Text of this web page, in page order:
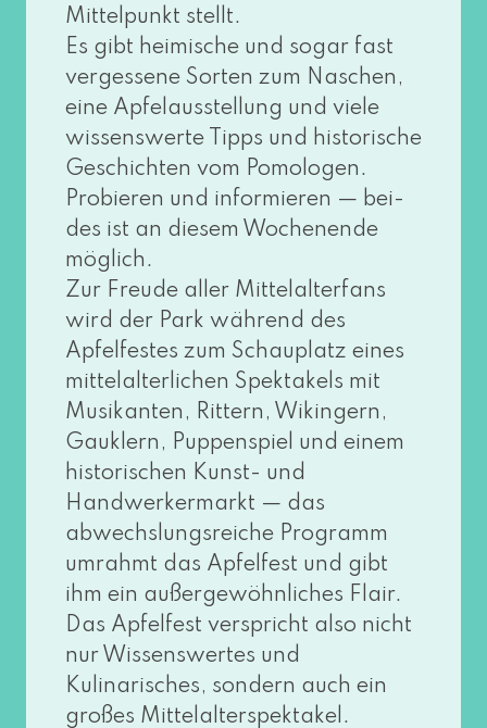
Mittelpunkt stellt.
Es gibt hei­mi­sche und sogar fast
ver­ges­se­ne Sorten zum Naschen,
eine Apfelausstellung und vie­le
wis­sens­wer­te Tipps und his­to­ri­sche
Geschichten vom Pomologen.
Probieren und infor­mie­ren — bei­
des ist an die­sem Wochenende
mög­lich.
Zur Freude aller Mittelalterfans
wird der Park wäh­rend des
Apfelfestes zum Schauplatz eines
mit­tel­al­ter­li­chen Spektakels mit
Musikanten, Rittern, Wikingern,
Gauklern, Puppenspiel und einem
his­to­ri­schen Kunst- und
Handwerkermarkt — das
abwechs­lungs­rei­che Programm
umrahmt das Apfelfest und gibt
ihm ein außer­ge­wöhn­li­ches Flair.
Das Apfelfest ver­spricht also nicht
nur Wissenswertes und
Kulinarisches, son­dern auch ein
gro­ßes Mittelalterspektakel.